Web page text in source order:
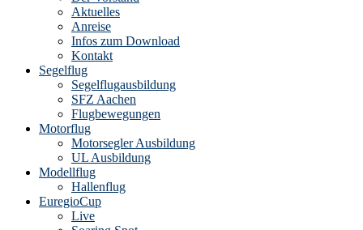
Aktuelles
Anreise
Infos zum Download
Kontakt
Segelflug
Segelflugausbildung
SFZ Aachen
Flugbewegungen
Motorflug
Motorsegler Ausbildung
UL Ausbildung
Modellflug
Hallenflug
EuregioCup
Live